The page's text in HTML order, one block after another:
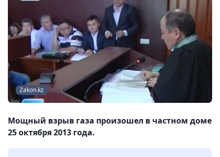
Zakon.kz
Мощный взрыв газа произошел в частном доме
25 октября 2013 года.